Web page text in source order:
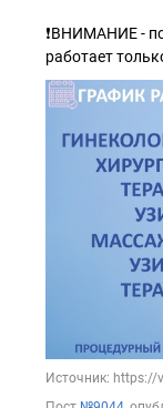
❗ВНИМАНИЕ -
работает
Источник: https://